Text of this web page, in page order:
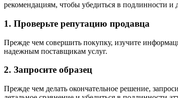
рекомендациям, чтобы убедиться в подлинности и
1. Проверьте репутацию продавца
Прежде чем совершить покупку, изучите
надежным поставщикам услуг.
2. Запросите образец
Прежде чем делать окончательное решение,